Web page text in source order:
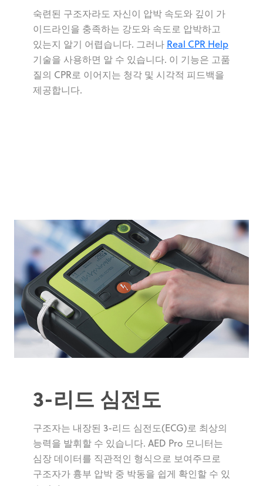
숙련된 구조자라도 자신이 압박 속도와 깊이 가
이드라인을 충족하는 강도와 속도로 압박하고
있는지 알기 어렵습니다. 그러나 Real CPR Help
기술을 사용하면 알 수 있습니다. 이 기능은 고품
질의 CPR로 이어지는 청각 및 시각적 피드백을
제공합니다.
3-리드 심전도
구조자는 내장된 3-리드 심전도(ECG)로 최상의
능력을 발휘할 수 있습니다. AED Pro 모니터는
심장 데이터를 직관적인 형식으로 보여주므로
구조자가 흉부 압박 중 박동을 쉽게 확인할 수 있